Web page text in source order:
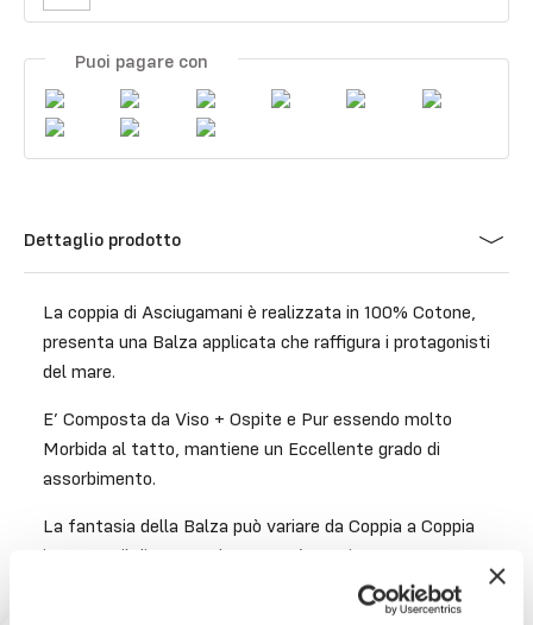
Puoi pagare con
Dettaglio prodotto
La coppia di Asciugamani è realizzata in 100% Cotone,
presenta una Balza applicata che raffigura i protagonisti
del mare.
E’ Composta da Viso + Ospite e Pur essendo molto
Morbida al tatto, mantiene un Eccellente grado di
assorbimento.
La fantasia della Balza può variare da Coppia a Coppia
in quanto il disegno sul tessuto è continuo.
Lavabile in lavatrice a 40°. Si può stirare, non